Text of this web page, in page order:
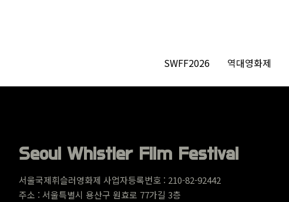
SWFF2026 역대영화제
Seoul Whistler Film Festival
서울국제휘슬러영화제 사업자등록번호 : 210-82-92442
주소 : 서울특별시 용산구 원효로 77가길 3층